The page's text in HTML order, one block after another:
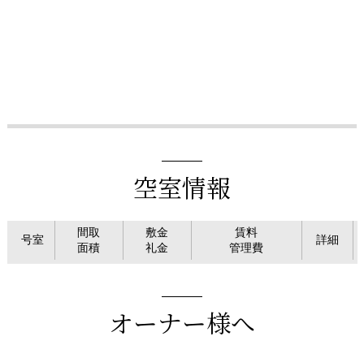
空室情報
号室
間取
面積
敷金
礼金
賃料
管理費
詳細
オーナー様へ